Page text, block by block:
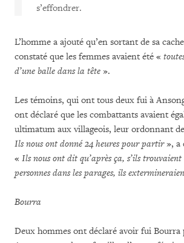
s’effondrer.
L’homme a ajouté qu’en sortant de sa
constaté que les femmes avaient été «
d’une balle dans la tête ».
Les témoins, qui ont tous deux fui à
ont déclaré que les combattants avaient
ultimatum aux villageois, leur ordonnant
Ils nous ont donné 24 heures pour partir », a
« Ils nous ont dit qu’après ça, s’ils trouvaient
personnes dans les parages, ils
Bourra
Deux hommes ont déclaré avoir fui Bourra